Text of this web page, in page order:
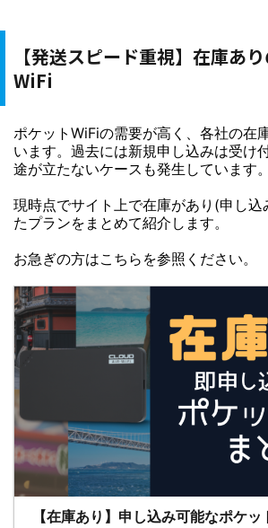
【発送スピード重視】在庫あ
WiFi
ポケットWiFiの需要が高く、各社の在
います。過去には新規申し込みは受け
途が立たないケースも発生しています。
現時点でサイト上で在庫があり(申し込
たプランをまとめて紹介します。
お急ぎの方はこちらを参照ください。
【在庫あり】申し込み可能なポケ